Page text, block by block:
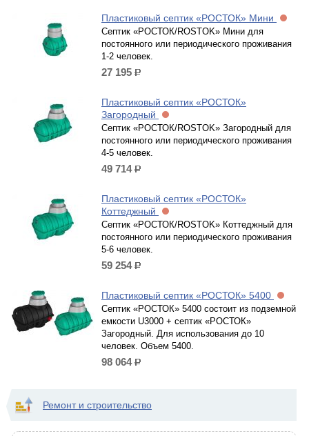
Пластиковый септик «РОСТОК» Мини
Септик «РОСТОК/ROSTOK» Мини для
постоянного или периодического проживания
1-2 человек.
27 195 р.
Пластиковый септик «РОСТОК»
Загородный
Септик «РОСТОК/ROSTOK» Загородный для
постоянного или периодического проживания
4-5 человек.
49 714р.
Пластиковый септик «РОСТОК»
Коттеджный
Септик «РОСТОК/ROSTOK» Коттеджный для
постоянного или периодического проживания
5-6 человек.
59 254р.
Пластиковый септик «РОСТОК» 5400
Септик «РОСТОК» 5400 состоит из подземной
емкости U3000 + септик «РОСТОК»
Загородный. Для использования до 10
человек. Объем 5400.
98 064р.
Ремонт и строительство